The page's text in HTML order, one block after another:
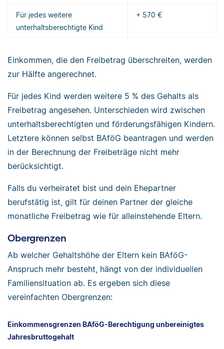
Für jedes weitere
unterhaltsberechtigte Kind
+ 570 €
Einkommen, die den Freibetrag überschreiten, werden
zur Hälfte angerechnet.
Für jedes Kind werden weitere 5 % des Gehalts als
Freibetrag angesehen. Unterschieden wird zwischen
unterhaltsberechtigten und förderungsfähigen Kindern.
Letztere können selbst BAföG beantragen und werden
in der Berechnung der Freibeträge nicht mehr
berücksichtigt.
Falls du verheiratet bist und dein Ehepartner
berufstätig ist, gilt für deinen Partner der gleiche
monatliche Freibetrag wie für alleinstehende Eltern.
Obergrenzen
Ab welcher Gehaltshöhe der Eltern kein BAföG-
Anspruch mehr besteht, hängt von der individuellen
Familiensituation ab. Es ergeben sich diese
vereinfachten Obergrenzen:
Einkommensgrenzen BAföG-Berechtigung unbereinigtes
Jahresbruttogehalt